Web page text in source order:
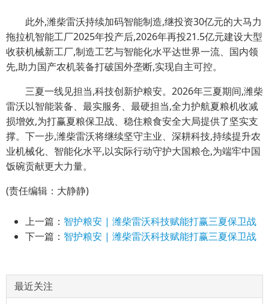
此外,潍柴雷沃持续加码智能制造,继投资30亿元的大马力
拖拉机智能工厂2025年投产后,2026年再投21.5亿元建设大型
收获机械新工厂,制造工艺与智能化水平达世界一流、国内领
先,助力国产农机装备打破国外垄断,实现自主可控。
三夏一线见担当,科技创新护粮安。2026年三夏期间,潍柴
雷沃以智能装备、最实服务、最硬担当,全力护航夏粮机收减
损增效,为打赢夏粮保卫战、稳住粮食安全大局提供了坚实支
撑。下一步,潍柴雷沃将继续坚守主业、深耕科技,持续提升农
业机械化、智能化水平,以实际行动守护大国粮仓,为端牢中国
饭碗贡献更大力量。
(责任编辑：大静静)
上一篇： 智护粮安 | 潍柴雷沃科技赋能打赢三夏保卫战
下一篇： 智护粮安 | 潍柴雷沃科技赋能打赢三夏保卫战
最近关注